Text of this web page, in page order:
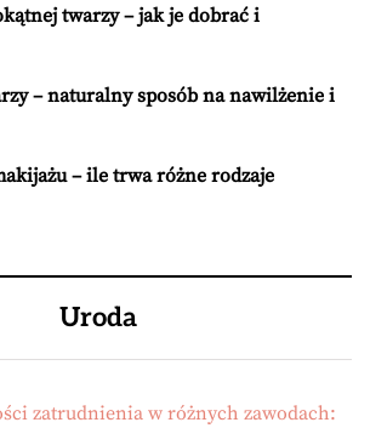
twarzy – jak je dobrać i
– naturalny sposób na nawilżenie i
– ile trwa różne rodzaje
Uroda
zatrudnienia w różnych zawodach: